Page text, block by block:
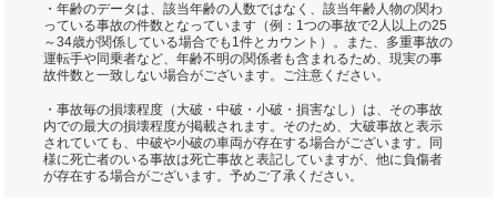
・年齢のデータは、該当年齢の人数ではなく、該当年齢人物の関わ
っている事故の件数となっています（例：1つの事故で2人以上の25
～34歳が関係している場合でも1件とカウント）。また、多重事故の
運転手や同乗者など、年齢不明の関係者も含まれるため、現実の事
故件数と一致しない場合がございます。ご注意ください。
・事故毎の損壊程度（大破・中破・小破・損害なし）は、その事故
内での最大の損壊程度が掲載されます。そのため、大破事故と表示
されていても、中破や小破の車両が存在する場合がございます。同
様に死亡者のいる事故は死亡事故と表記していますが、他に負傷者
が存在する場合がございます。予めご了承ください。